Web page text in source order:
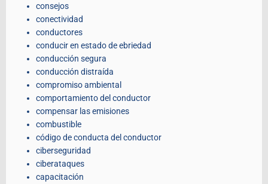
consejos
conectividad
conductores
conducir en estado de ebriedad
conducción segura
conducción distraída
compromiso ambiental
comportamiento del conductor
compensar las emisiones
combustible
código de conducta del conductor
ciberseguridad
ciberataques
capacitación